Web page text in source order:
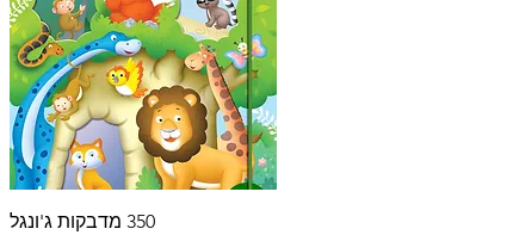
תצוגה מהירה
350 מדבקות ג'ונגל